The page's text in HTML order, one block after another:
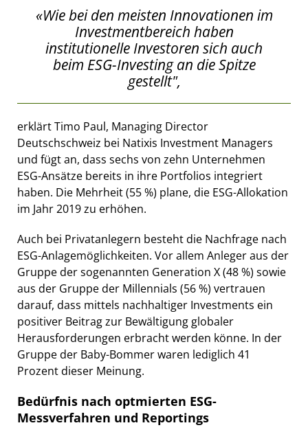
«Wie bei den meisten Innovationen im
Investmentbereich haben
institutionelle Investoren sich auch
beim ESG-Investing an die Spitze
gestellt",
erklärt Timo Paul, Managing Director
Deutschschweiz bei Natixis Investment Managers
und fügt an, dass sechs von zehn Unternehmen
ESG-Ansätze bereits in ihre Portfolios integriert
haben. Die Mehrheit (55 %) plane, die ESG-Allokation
im Jahr 2019 zu erhöhen.
Auch bei Privatanlegern besteht die Nachfrage nach
ESG-Anlagemöglichkeiten. Vor allem Anleger aus der
Gruppe der sogenannten Generation X (48 %) sowie
aus der Gruppe der Millennials (56 %) vertrauen
darauf, dass mittels nachhaltiger Investments ein
positiver Beitrag zur Bewältigung globaler
Herausforderungen erbracht werden könne. In der
Gruppe der Baby-Bommer waren lediglich 41
Prozent dieser Meinung.
Bedürfnis nach optmierten ESG-
Messverfahren und Reportings